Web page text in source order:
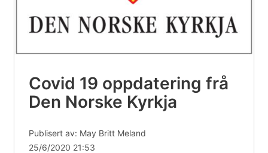
Covid 19 oppdatering frå
Den Norske Kyrkja
Publisert av: May Britt Meland
25/6/2020 21:53